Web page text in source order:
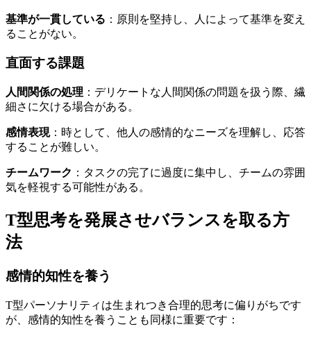
基準が一貫している ：原則を堅持し、人によって基準を変え
ることがない。
直面する課題
人間関係の処理 ：デリケートな人間関係の問題を扱う際、繊
細さに欠ける場合がある。
感情表現：時として、他人の感情的なニーズを理解し、応答
することが難しい。
チームワーク ：タスクの完了に過度に集中し、チームの雰囲
気を軽視する可能性がある。
T型思考を発展させバランスを取る方
法
感情的知性を養う
T型パーソナリティは生まれつき合理的思考に偏りがちです
が、感情的知性を養うことも同様に重要です：